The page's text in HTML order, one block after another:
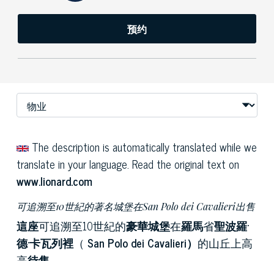
预约
The description is automatically translated while we
translate in your language. Read the original text on
www.lionard.com
可追溯至10世紀的著名城堡在San Polo dei Cavalieri出售
這座可追溯至10世紀的豪華城堡在羅馬省聖波羅·
德·卡瓦列裡（ San Polo dei Cavalieri） 的山丘上高